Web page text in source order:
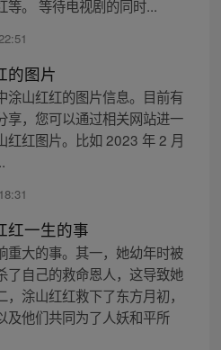
等。 等待电视剧的同时...
的图片
涂山红红的图片信息。目前有
享，您可以通过相关网站进一
红红图片。比如 2023 年 2 月
红一生的事
重大的事。其一，她幼年时被
了自己的救命恩人，这导致她
涂山红红救下了东方月初，
及他们共同为了人妖和平所